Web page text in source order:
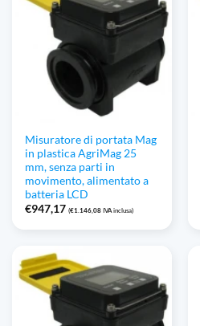
Misuratore di portata Mag
in plastica AgriMag 25
mm, senza parti in
movimento, alimentato a
batteria LCD
€947,17 (€1.146,08 IVA inclusa)